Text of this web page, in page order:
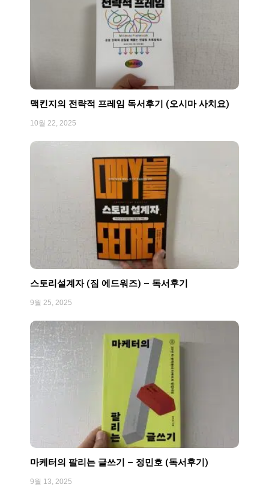
맥킨지의 전략적 프레임 독서후기 (오시마 사치요)
10월 22, 2025
스토리설계자 (짐 에드워즈) – 독서후기
9월 25, 2025
마케터의 팔리는 글쓰기 – 정민호 (독서후기)
9월 13, 2025